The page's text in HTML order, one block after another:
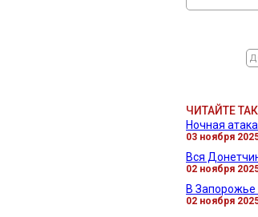
ЧИТАЙТЕ
Ночная
03 ноября
Вся
02 ноября
В Запорожье
02 ноября